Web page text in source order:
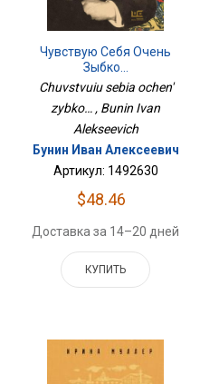
Чувствую Себя Очень
Зыбко…
Chuvstvuiu sebia ochen'
zybko… , Bunin Ivan
Alekseevich
Бунин Иван Алексеевич
Артикул: 1492630
$48.46
Доставка за 14–20 дней
КУПИТЬ